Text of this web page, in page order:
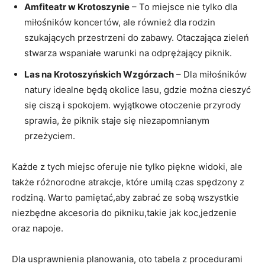
Amfiteatr w Krotoszynie – To miejsce nie tylko dla
miłośników koncertów, ale również dla rodzin
szukających przestrzeni do zabawy. Otaczająca zieleń
stwarza wspaniałe warunki na odprężający piknik.
Las na Krotoszyńskich Wzgórzach – Dla miłośników
natury idealne będą okolice lasu, gdzie można cieszyć
się ciszą i spokojem. wyjątkowe otoczenie przyrody
sprawia, że piknik staje się niezapomnianym
przeżyciem.
Każde z tych miejsc oferuje nie tylko piękne widoki, ale
także różnorodne atrakcje, które umilą czas spędzony z
rodziną. Warto pamiętać,aby zabrać ze sobą wszystkie
niezbędne akcesoria do pikniku,takie jak koc,jedzenie
oraz napoje.
Dla usprawnienia planowania, oto tabela z procedurami